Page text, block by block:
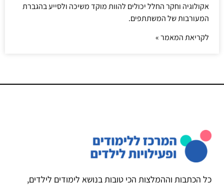
אקולוגיה וחקר החלל יכולים להוות מוקד משיכה ולסייע בהגברת
המעורבות של המשתתפים.
לקריאת המאמר »
כל הכתבות וההמלצות הכי טובות בנושא לימודים לילדים,